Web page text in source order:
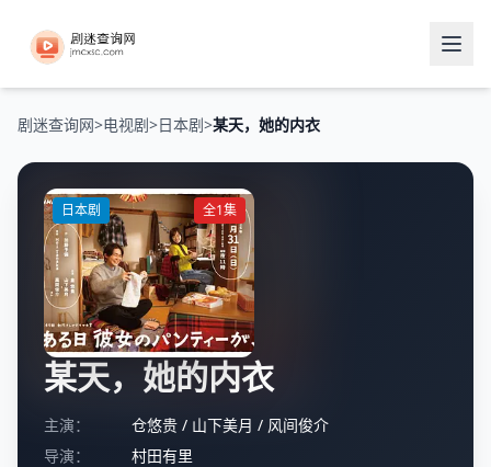
剧迷查询网>电视剧>日本剧>某天，她的内衣
日本剧 全1集
某天，她的内衣
主演： 仓悠贵 / 山下美月 / 风间俊介
导演：
村田有里